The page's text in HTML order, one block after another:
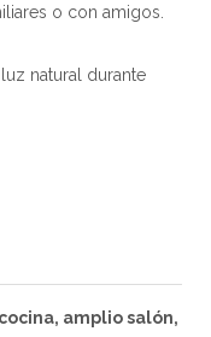
o con amigos.
natural durante
amplio salón,